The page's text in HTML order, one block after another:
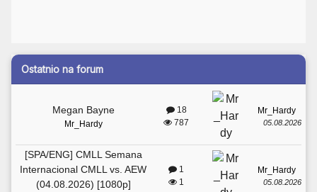
Ostatnio na forum
Megan Bayne
Mr_Hardy
18
787
Mr_Hardy
05.08.2026
[SPA/ENG] CMLL Semana
Internacional CMLL vs. AEW
(04.08.2026) [1080p]
1
1
Mr_Hardy
05.08.2026